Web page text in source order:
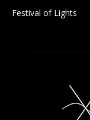
Festival of Lights